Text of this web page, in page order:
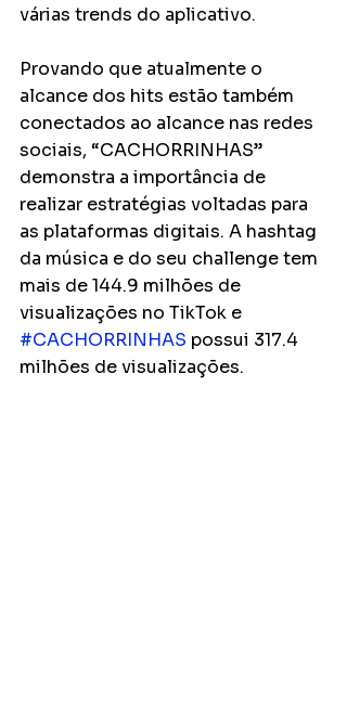
várias trends do aplicativo.
Provando que atualmente o
alcance dos hits estão também
conectados ao alcance nas redes
sociais, “CACHORRINHAS”
demonstra a importância de
realizar estratégias voltadas para
as plataformas digitais. A hashtag
da música e do seu challenge tem
mais de 144.9 milhões de
visualizações no TikTok e
#CACHORRINHAS possui 317.4
milhões de visualizações.